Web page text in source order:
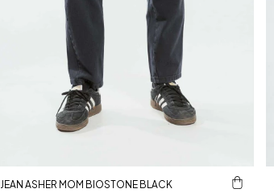
JEAN ASHER MOM BIOSTONE BLACK